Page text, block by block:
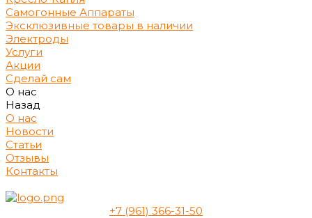
Самогонные Аппараты
Эксклюзивные товары в наличии
Электроды
Услуги
Акции
Сделай сам
О нас
Назад
О нас
Новости
Статьи
Отзывы
Контакты
+7 (961) 366-31-50